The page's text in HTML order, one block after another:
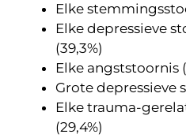
Elke
Elke depressieve
(39,3%)
Elke angststoornis
Grote depressieve
Elke trauma-
(29,4%)